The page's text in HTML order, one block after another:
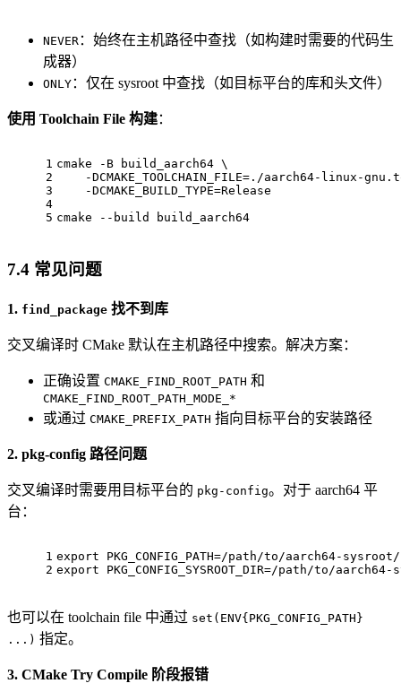
NEVER ：始终在主机路径中查找（如构建时需要的代码生
成器）
ONLY ：仅在 sysroot 中查找（如目标平台的库和头文件）
使用 Toolchain File 构建：
1
2
3
4
5
cmake -B build_aarch64 \
-DCMAKE_TOOLCHAIN_FILE=./aarch64-linux-
    -DCMAKE_BUILD_TYPE=Release
cmake --build build_aarch64
7.4 常见问题
1. find_package 找不到库
交叉编译时 CMake 默认在主机路径中搜索。解决方案：
正确设置 CMAKE_FIND_ROOT_PATH 和
CMAKE_FIND_ROOT_PATH_MODE_*
或通过 CMAKE_PREFIX_PATH 指向目标平台的安装路径
2. pkg-config 路径问题
交叉编译时需要用目标平台的 pkg-config。对于 aarch64 平
台：
1
2
export PKG_CONFIG_PATH=/path/to/aarch64-
export PKG_CONFIG_SYSROOT_DIR=/path/to/
也可以在 toolchain file 中通过 set(ENV{PKG_CONFIG_PATH}
...) 指定。
3. CMake Try Compile 阶段报错